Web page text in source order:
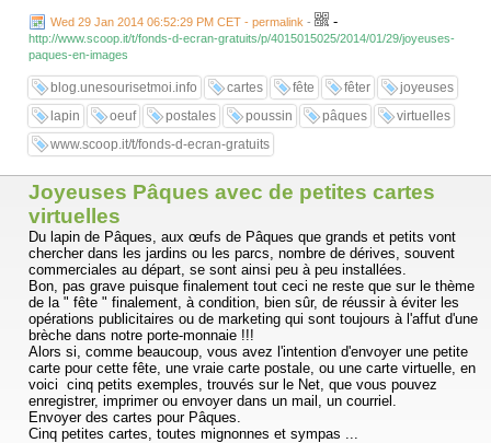
Wed 29 Jan 2014 06:52:29 PM CET - permalink - -
http://www.scoop.it/t/fonds-d-ecran-gratuits/p/4015015025/2014/01/29/joyeuses-
paques-en-images
blog.unesourisetmoi.info cartes fête fêter
joyeuses
lapin
oeuf postales poussin pâques
virtuelles
www.scoop.it/t/fonds-d-ecran-gratuits
Joyeuses Pâques avec de petites cartes
virtuelles
Du lapin de Pâques, aux œufs de Pâques que grands et petits vont
chercher dans les jardins ou les parcs, nombre de dérives, souvent
commerciales au départ, se sont ainsi peu à peu installées.
Bon, pas grave puisque finalement tout ceci ne reste que sur le thème
de la " fête " finalement, à condition, bien sûr, de réussir à éviter les
opérations publicitaires ou de marketing qui sont toujours à l'affut d'une
brèche dans notre porte-monnaie !!!
Alors si, comme beaucoup, vous avez l'intention d'envoyer une petite
carte pour cette fête, une vraie carte postale, ou une carte virtuelle, en
voici cinq petits exemples, trouvés sur le Net, que vous pouvez
enregistrer, imprimer ou envoyer dans un mail, un courriel.
Envoyer des cartes pour Pâques.
Cinq petites cartes, toutes mignonnes et sympas ...